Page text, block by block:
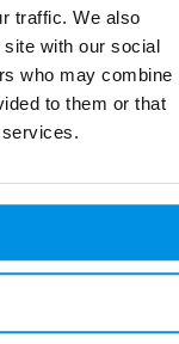
traffic. We also
with our social
who may combine
to them or that